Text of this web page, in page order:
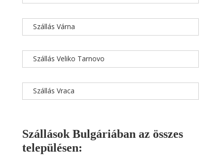
Szállás Várna
Szállás Veliko Tarnovo
Szállás Vraca
Szállások Bulgáriában az összes
településen: